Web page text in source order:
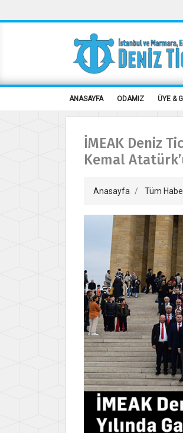
ANASAYFA ODAMIZ ÜYE &
İMEAK Deniz
Kemal
Anasayfa Tüm